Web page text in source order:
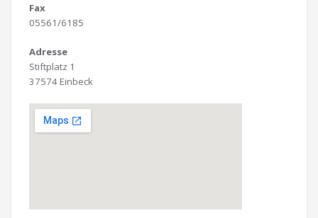
Fax
05561/6185
Adresse
Stiftplatz 1
37574 Einbeck